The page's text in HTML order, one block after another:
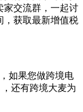
家交流群，一起讨
，获取最新增值税
如果您做跨境电
，还有跨境大麦为